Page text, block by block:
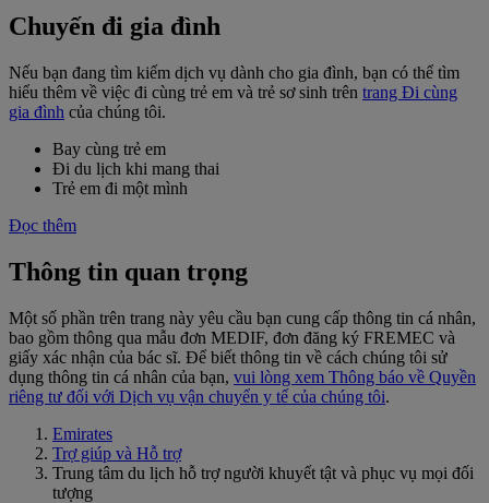
Chuyến đi gia đình
Nếu bạn đang tìm kiếm dịch vụ dành cho gia đình, bạn có thể tìm
hiểu thêm về việc đi cùng trẻ em và trẻ sơ sinh trên trang Đi cùng
gia đình của chúng tôi.
Bay cùng trẻ em
Đi du lịch khi mang thai
Trẻ em đi một mình
Đọc thêm
Thông tin quan trọng
Một số phần trên trang này yêu cầu bạn cung cấp thông tin cá nhân,
bao gồm thông qua mẫu đơn MEDIF, đơn đăng ký FREMEC và
giấy xác nhận của bác sĩ. Để biết thông tin về cách chúng tôi sử
dụng thông tin cá nhân của bạn, vui lòng xem Thông báo về Quyền
riêng tư đối với Dịch vụ vận chuyển y tế của chúng tôi.
Emirates
Trợ giúp và Hỗ trợ
Trung tâm du lịch hỗ trợ người khuyết tật và phục vụ mọi đối
tượng